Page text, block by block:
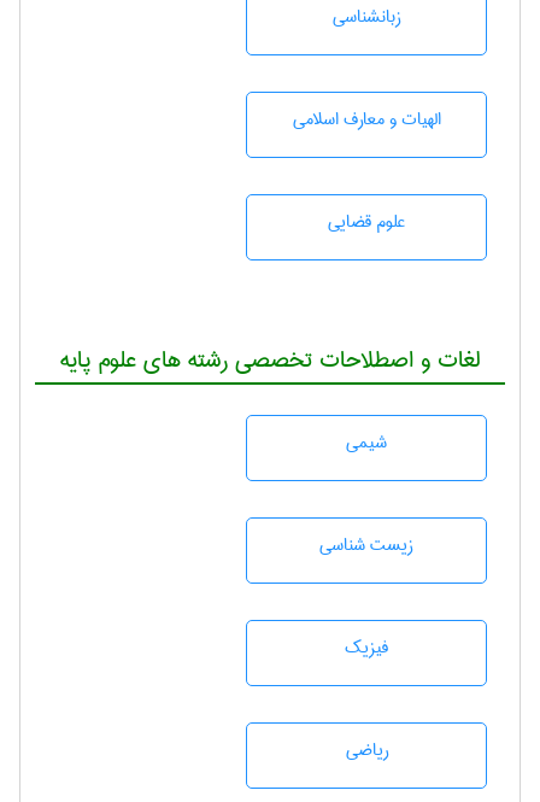
زبانشناسی
الهیات و معارف اسلامی
علوم قضایی
لغات و اصطلاحات تخصصی رشته های علوم پایه
شيمی
زيست شناسی
فیزیک
رياضی